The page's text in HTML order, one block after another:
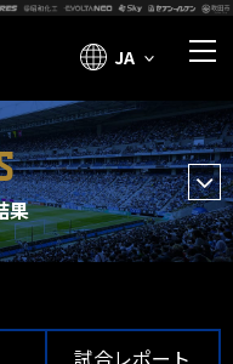
JA
果
試合レポート